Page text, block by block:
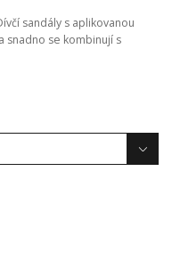
sandály s aplikovanou
snadno se kombinují s